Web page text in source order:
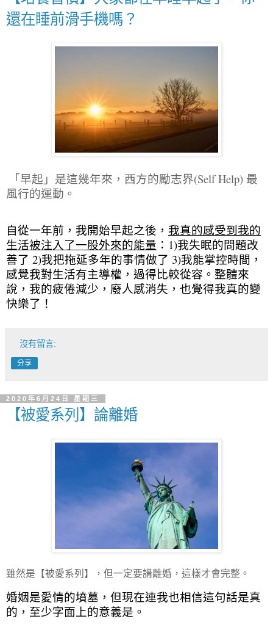
還在睡前滑手機嗎？
「早起」是這幾年來，西方的勵志界(Self Help) 最
風行的運動。
自從一年前，我開始早起之後， 我真的感受到我的
生活被注入了一股外來的能量 ：1)我失眠的問題改
善了 2)我把拖延多年的事情做了 3)我能掌控時間，
感覺我對生活有主導權，過得比較從容。整體來
說，我的疲倦減少，廢人感消失，也覺得我真的變
快樂了！
沒有留言:
分享
2020年6月24日 星期三
【被愛系列】論離婚
雖然是【被愛系列】，但一定要講離婚，這樣才會完整。
婚姻是愛情的墳墓，但現在連我也相信這句話是真
的，至少字面上的意義是。